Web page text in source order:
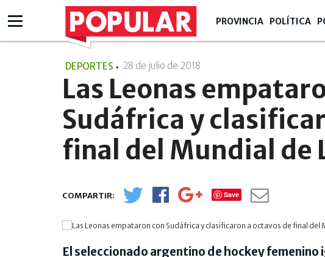
PROVINCIA POLÍTICA
DEPORTES 28 de julio de 2018
Las Leonas
Sudáfrica y
final del Mundial de
Save
El seleccionado argentino de hockey femenino